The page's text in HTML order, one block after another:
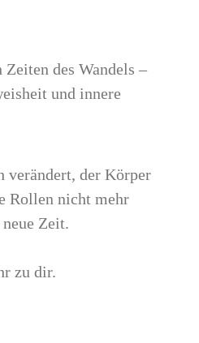
des Wandels –
und innere
verändert, der Körper
Rollen nicht mehr
Zeit.
zu dir.